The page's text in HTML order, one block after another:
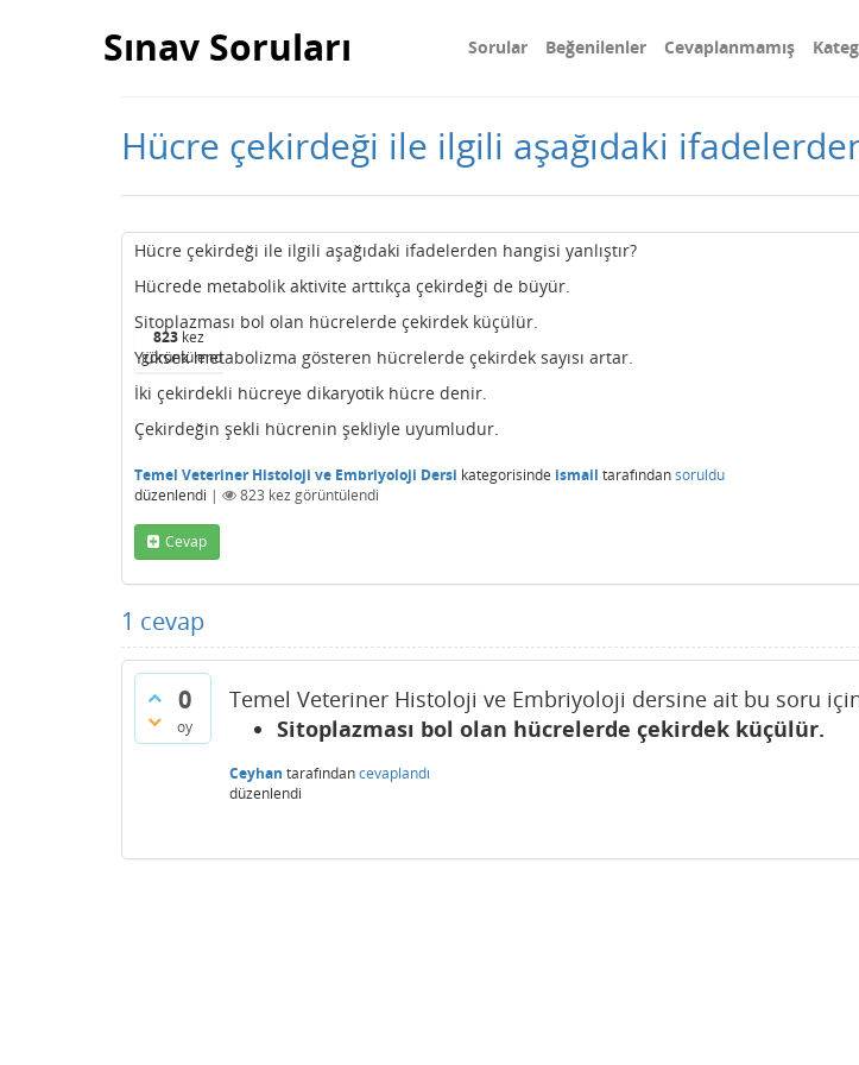
Sınav Soruları Sorular Beğenilenler Cevaplanmamış
Hücre çekirdeği ile ilgili aşağıdaki
823 kez
görüntülendi
Hücre çekirdeği ile ilgili aşağıdaki ifadelerden hangisi yanlıştır?
Hücrede metabolik aktivite arttıkça çekirdeği de büyür.
Sitoplazması bol olan hücrelerde çekirdek küçülür.
Yüksek metabolizma gösteren hücrelerde çekirdek sayısı artar.
İki çekirdekli hücreye dikaryotik hücre denir.
Çekirdeğin şekli hücrenin şekliyle uyumludur.
Temel Veteriner Histoloji ve Embriyoloji Dersi kategorisinde ismail tarafındansoruldu
düzenlendi | 823 kez görüntülendi
Cevap
1 cevap
0
oy
Temel Veteriner Histoloji ve Embriyoloji dersine ait bu soru
Sitoplazması bol olan hücrelerde çekirdek küçülür.
Ceyhan tarafındancevaplandı
düzenlendi